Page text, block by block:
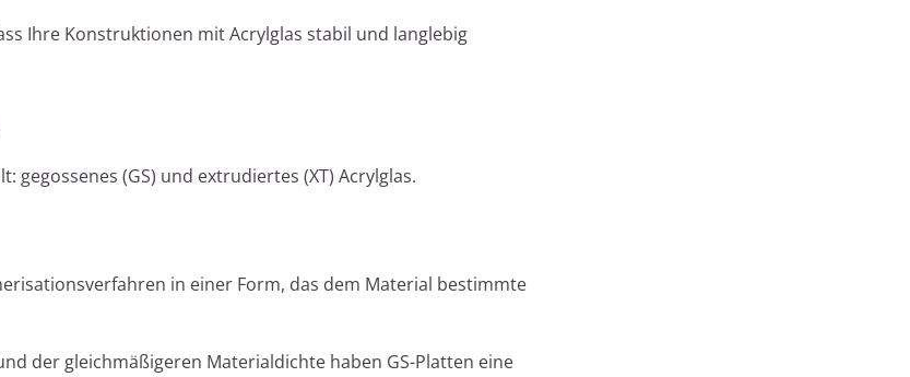
Ihre Konstruktionen mit Acrylglas stabil und langlebig
(GS) und extrudiertes (XT) Acrylglas.
in einer Form, das dem Material bestimmte
der gleichmäßigeren Materialdichte haben GS-Platten eine